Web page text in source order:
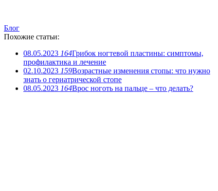
Блог
Похожие статьи:
08.05.2023 164Грибок ногтевой пластины: симптомы,
профилактика и лечение
02.10.2023 159Возрастные изменения стопы: что нужно
знать о гериатрической стопе
08.05.2023 164Врос ноготь на пальце – что делать?